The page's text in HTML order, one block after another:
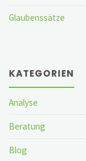
Glaubenssätze
KATEGORIEN
Analyse
Beratung
Blog